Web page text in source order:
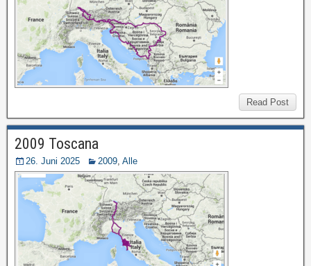
Read Post
2009 Toscana
26. Juni 2025 2009, Alle